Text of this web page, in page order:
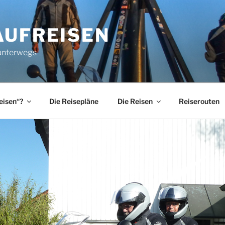
Die Reisepläne Die Reisen Reiserouten